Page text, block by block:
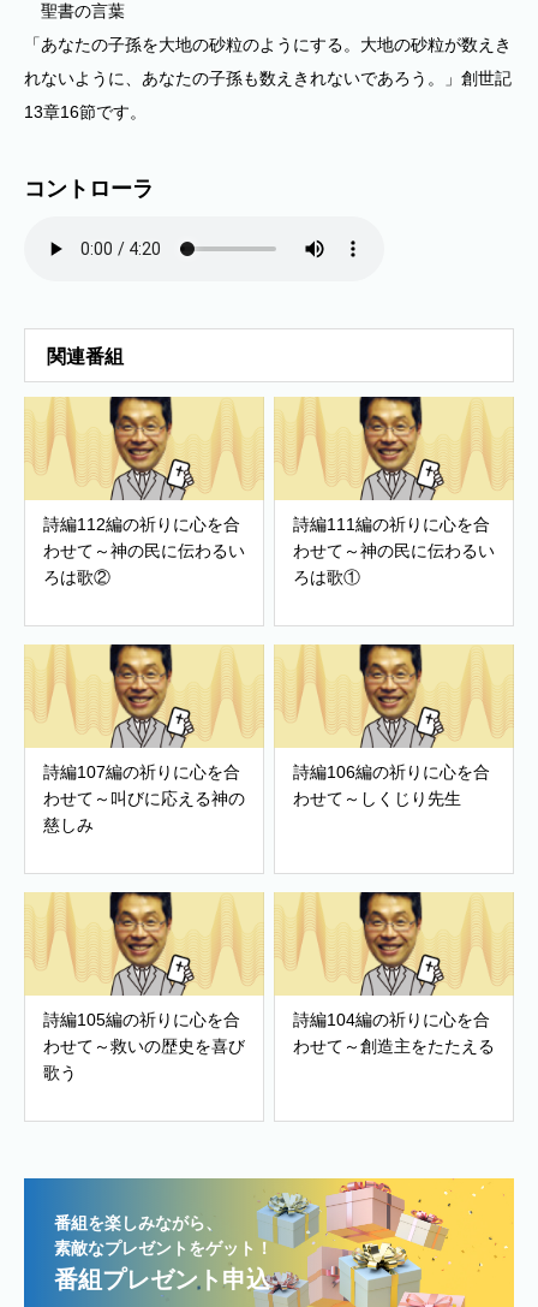
聖書の言葉
「あなたの子孫を大地の砂粒のようにする。大地の砂粒が数えき
れないように、あなたの子孫も数えきれないであろう。」創世記
13章16節です。
コントローラ
関連番組
詩編112編の祈りに心を合
わせて～神の民に伝わるい
ろは歌②
詩編111編の祈りに心を合
わせて～神の民に伝わるい
ろは歌①
詩編107編の祈りに心を合
わせて～叫びに応える神の
慈しみ
詩編106編の祈りに心を合
わせて～しくじり先生
詩編105編の祈りに心を合
わせて～救いの歴史を喜び
歌う
詩編104編の祈りに心を合
わせて～創造主をたたえる
番組を楽しみながら、
素敵なプレゼントをゲット！
番組プレゼント申込